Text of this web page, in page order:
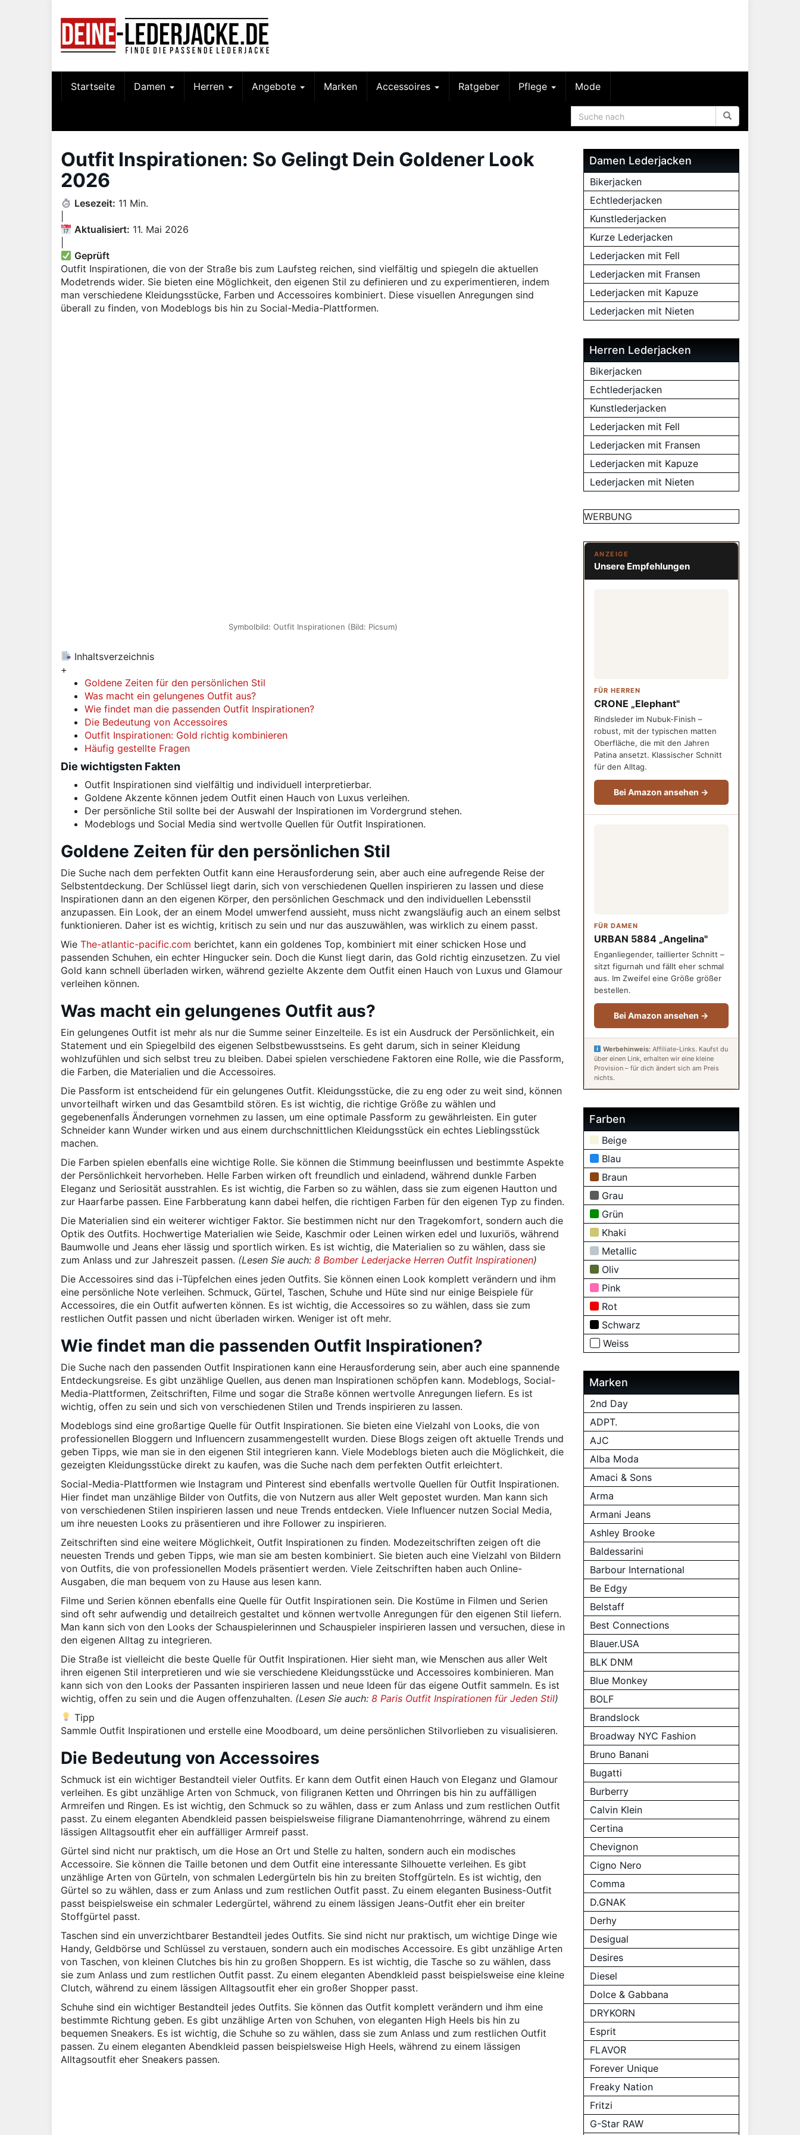
Startseite Damen Herren Angebote Marken Accessoires Ratgeber Pflege Mode
Outfit Inspirationen: So Gelingt Dein Goldener Look
2026
Lesezeit: 11 Min.
Aktualisiert: 11. Mai 2026
Geprüft
Outfit Inspirationen, die von der Straße bis zum Laufsteg reichen, sind vielfältig und spiegeln die aktuellen
Modetrends wider. Sie bieten eine Möglichkeit, den eigenen Stil zu definieren und zu experimentieren, indem
man verschiedene Kleidungsstücke, Farben und Accessoires kombiniert. Diese visuellen Anregungen sind
überall zu finden, von Modeblogs bis hin zu Social-Media-Plattformen.
Symbolbild: Outfit Inspirationen (Bild: Picsum)
Inhaltsverzeichnis
+
Goldene Zeiten für den persönlichen Stil
Was macht ein gelungenes Outfit aus?
Wie findet man die passenden Outfit Inspirationen?
Die Bedeutung von Accessoires
Outfit Inspirationen: Gold richtig kombinieren
Häufig gestellte Fragen
Die wichtigsten Fakten
Outfit Inspirationen sind vielfältig und individuell interpretierbar.
Goldene Akzente können jedem Outfit einen Hauch von Luxus verleihen.
Der persönliche Stil sollte bei der Auswahl der Inspirationen im Vordergrund stehen.
Modeblogs und Social Media sind wertvolle Quellen für Outfit Inspirationen.
Goldene Zeiten für den persönlichen Stil
Die Suche nach dem perfekten Outfit kann eine Herausforderung sein, aber auch eine aufregende Reise der
Selbstentdeckung. Der Schlüssel liegt darin, sich von verschiedenen Quellen inspirieren zu lassen und diese
Inspirationen dann an den eigenen Körper, den persönlichen Geschmack und den individuellen Lebensstil
anzupassen. Ein Look, der an einem Model umwerfend aussieht, muss nicht zwangsläufig auch an einem selbst
funktionieren. Daher ist es wichtig, kritisch zu sein und nur das auszuwählen, was wirklich zu einem passt.
Wie The-atlantic-pacific.com berichtet, kann ein goldenes Top, kombiniert mit einer schicken Hose und
passenden Schuhen, ein echter Hingucker sein. Doch die Kunst liegt darin, das Gold richtig einzusetzen. Zu viel
Gold kann schnell überladen wirken, während gezielte Akzente dem Outfit einen Hauch von Luxus und Glamour
verleihen können.
Was macht ein gelungenes Outfit aus?
Ein gelungenes Outfit ist mehr als nur die Summe seiner Einzelteile. Es ist ein Ausdruck der Persönlichkeit, ein
Statement und ein Spiegelbild des eigenen Selbstbewusstseins. Es geht darum, sich in seiner Kleidung
wohlzufühlen und sich selbst treu zu bleiben. Dabei spielen verschiedene Faktoren eine Rolle, wie die Passform,
die Farben, die Materialien und die Accessoires.
Die Passform ist entscheidend für ein gelungenes Outfit. Kleidungsstücke, die zu eng oder zu weit sind, können
unvorteilhaft wirken und das Gesamtbild stören. Es ist wichtig, die richtige Größe zu wählen und
gegebenenfalls Änderungen vornehmen zu lassen, um eine optimale Passform zu gewährleisten. Ein guter
Schneider kann Wunder wirken und aus einem durchschnittlichen Kleidungsstück ein echtes Lieblingsstück
machen.
Die Farben spielen ebenfalls eine wichtige Rolle. Sie können die Stimmung beeinflussen und bestimmte Aspekte
der Persönlichkeit hervorheben. Helle Farben wirken oft freundlich und einladend, während dunkle Farben
Eleganz und Seriosität ausstrahlen. Es ist wichtig, die Farben so zu wählen, dass sie zum eigenen Hautton und
zur Haarfarbe passen. Eine Farbberatung kann dabei helfen, die richtigen Farben für den eigenen Typ zu finden.
Die Materialien sind ein weiterer wichtiger Faktor. Sie bestimmen nicht nur den Tragekomfort, sondern auch die
Optik des Outfits. Hochwertige Materialien wie Seide, Kaschmir oder Leinen wirken edel und luxuriös, während
Baumwolle und Jeans eher lässig und sportlich wirken. Es ist wichtig, die Materialien so zu wählen, dass sie
zum Anlass und zur Jahreszeit passen. (Lesen Sie auch: 8 Bomber Lederjacke Herren Outfit Inspirationen)
Die Accessoires sind das i-Tüpfelchen eines jeden Outfits. Sie können einen Look komplett verändern und ihm
eine persönliche Note verleihen. Schmuck, Gürtel, Taschen, Schuhe und Hüte sind nur einige Beispiele für
Accessoires, die ein Outfit aufwerten können. Es ist wichtig, die Accessoires so zu wählen, dass sie zum
restlichen Outfit passen und nicht überladen wirken. Weniger ist oft mehr.
Wie findet man die passenden Outfit Inspirationen?
Die Suche nach den passenden Outfit Inspirationen kann eine Herausforderung sein, aber auch eine spannende
Entdeckungsreise. Es gibt unzählige Quellen, aus denen man Inspirationen schöpfen kann. Modeblogs, Social-
Media-Plattformen, Zeitschriften, Filme und sogar die Straße können wertvolle Anregungen liefern. Es ist
wichtig, offen zu sein und sich von verschiedenen Stilen und Trends inspirieren zu lassen.
Modeblogs sind eine großartige Quelle für Outfit Inspirationen. Sie bieten eine Vielzahl von Looks, die von
professionellen Bloggern und Influencern zusammengestellt wurden. Diese Blogs zeigen oft aktuelle Trends und
geben Tipps, wie man sie in den eigenen Stil integrieren kann. Viele Modeblogs bieten auch die Möglichkeit, die
gezeigten Kleidungsstücke direkt zu kaufen, was die Suche nach dem perfekten Outfit erleichtert.
Social-Media-Plattformen wie Instagram und Pinterest sind ebenfalls wertvolle Quellen für Outfit Inspirationen.
Hier findet man unzählige Bilder von Outfits, die von Nutzern aus aller Welt gepostet wurden. Man kann sich
von verschiedenen Stilen inspirieren lassen und neue Trends entdecken. Viele Influencer nutzen Social Media,
um ihre neuesten Looks zu präsentieren und ihre Follower zu inspirieren.
Zeitschriften sind eine weitere Möglichkeit, Outfit Inspirationen zu finden. Modezeitschriften zeigen oft die
neuesten Trends und geben Tipps, wie man sie am besten kombiniert. Sie bieten auch eine Vielzahl von Bildern
von Outfits, die von professionellen Models präsentiert werden. Viele Zeitschriften haben auch Online-
Ausgaben, die man bequem von zu Hause aus lesen kann.
Filme und Serien können ebenfalls eine Quelle für Outfit Inspirationen sein. Die Kostüme in Filmen und Serien
sind oft sehr aufwendig und detailreich gestaltet und können wertvolle Anregungen für den eigenen Stil liefern.
Man kann sich von den Looks der Schauspielerinnen und Schauspieler inspirieren lassen und versuchen, diese in
den eigenen Alltag zu integrieren.
Die Straße ist vielleicht die beste Quelle für Outfit Inspirationen. Hier sieht man, wie Menschen aus aller Welt
ihren eigenen Stil interpretieren und wie sie verschiedene Kleidungsstücke und Accessoires kombinieren. Man
kann sich von den Looks der Passanten inspirieren lassen und neue Ideen für das eigene Outfit sammeln. Es ist
wichtig, offen zu sein und die Augen offenzuhalten. (Lesen Sie auch: 8 Paris Outfit Inspirationen für Jeden Stil)
Tipp
Sammle Outfit Inspirationen und erstelle eine Moodboard, um deine persönlichen Stilvorlieben zu visualisieren.
Die Bedeutung von Accessoires
Schmuck ist ein wichtiger Bestandteil vieler Outfits. Er kann dem Outfit einen Hauch von Eleganz und Glamour
verleihen. Es gibt unzählige Arten von Schmuck, von filigranen Ketten und Ohrringen bis hin zu auffälligen
Armreifen und Ringen. Es ist wichtig, den Schmuck so zu wählen, dass er zum Anlass und zum restlichen Outfit
passt. Zu einem eleganten Abendkleid passen beispielsweise filigrane Diamantenohrringe, während zu einem
lässigen Alltagsoutfit eher ein auffälliger Armreif passt.
Gürtel sind nicht nur praktisch, um die Hose an Ort und Stelle zu halten, sondern auch ein modisches
Accessoire. Sie können die Taille betonen und dem Outfit eine interessante Silhouette verleihen. Es gibt
unzählige Arten von Gürteln, von schmalen Ledergürteln bis hin zu breiten Stoffgürteln. Es ist wichtig, den
Gürtel so zu wählen, dass er zum Anlass und zum restlichen Outfit passt. Zu einem eleganten Business-Outfit
passt beispielsweise ein schmaler Ledergürtel, während zu einem lässigen Jeans-Outfit eher ein breiter
Stoffgürtel passt.
Taschen sind ein unverzichtbarer Bestandteil jedes Outfits. Sie sind nicht nur praktisch, um wichtige Dinge wie
Handy, Geldbörse und Schlüssel zu verstauen, sondern auch ein modisches Accessoire. Es gibt unzählige Arten
von Taschen, von kleinen Clutches bis hin zu großen Shoppern. Es ist wichtig, die Tasche so zu wählen, dass
sie zum Anlass und zum restlichen Outfit passt. Zu einem eleganten Abendkleid passt beispielsweise eine kleine
Clutch, während zu einem lässigen Alltagsoutfit eher ein großer Shopper passt.
Schuhe sind ein wichtiger Bestandteil jedes Outfits. Sie können das Outfit komplett verändern und ihm eine
bestimmte Richtung geben. Es gibt unzählige Arten von Schuhen, von eleganten High Heels bis hin zu
bequemen Sneakers. Es ist wichtig, die Schuhe so zu wählen, dass sie zum Anlass und zum restlichen Outfit
passen. Zu einem eleganten Abendkleid passen beispielsweise High Heels, während zu einem lässigen
Alltagsoutfit eher Sneakers passen.
Damen Lederjacken
Bikerjacken
Echtlederjacken
Kunstlederjacken
Kurze Lederjacken
Lederjacken mit Fell
Lederjacken mit Fransen
Lederjacken mit Kapuze
Lederjacken mit Nieten
Herren Lederjacken
Bikerjacken
Echtlederjacken
Kunstlederjacken
Lederjacken mit Fell
Lederjacken mit Fransen
Lederjacken mit Kapuze
Lederjacken mit Nieten
WERBUNG
ANZEIGE
Unsere Empfehlungen
FÜR HERREN
CRONE „Elephant"
Rindsleder im Nubuk-Finish –
robust, mit der typischen matten
Oberfläche, die mit den Jahren
Patina ansetzt. Klassischer Schnitt
für den Alltag.
Bei Amazon ansehen →
FÜR DAMEN
URBAN 5884 „Angelina"
Enganliegender, taillierter Schnitt –
sitzt figurnah und fällt eher schmal
aus. Im Zweifel eine Größe größer
bestellen.
Bei Amazon ansehen →
Werbehinweis: Affiliate-Links. Kaufst du
über einen Link, erhalten wir eine kleine
Provision – für dich ändert sich am Preis
nichts.
Farben
Beige
Blau
Braun
Grau
Grün
Khaki
Metallic
Oliv
Pink
Rot
Schwarz
Weiss
Marken
2nd Day
ADPT.
AJC
Alba Moda
Amaci & Sons
Arma
Armani Jeans
Ashley Brooke
Baldessarini
Barbour International
Be Edgy
Belstaff
Best Connections
Blauer.USA
BLK DNM
Blue Monkey
BOLF
Brandslock
Broadway NYC Fashion
Bruno Banani
Bugatti
Burberry
Calvin Klein
Certina
Chevignon
Cigno Nero
Comma
D.GNAK
Derhy
Desigual
Desires
Diesel
Dolce & Gabbana
DRYKORN
Esprit
FLAVOR
Forever Unique
Freaky Nation
Fritzi
G-Star RAW